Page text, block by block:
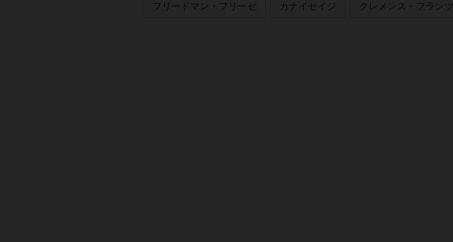
フリードマン・フリーゼ カナイセイジ クレメンス・フランツ